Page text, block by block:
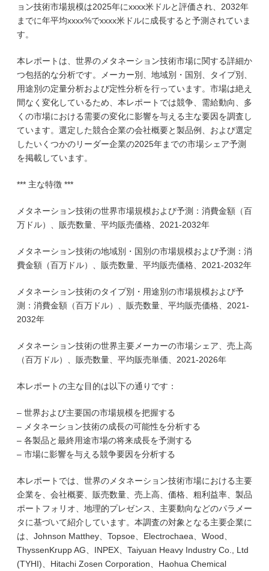
ョン技術市場規模は2025年にxxxx米ドルと評価され、2032年
までに年平均xxxx%でxxxx米ドルに成長すると予測されていま
す。
本レポートは、世界のメタネーション技術市場に関する詳細か
つ包括的な分析です。メーカー別、地域別・国別、タイプ別、
用途別の定量分析および定性分析を行っています。市場は絶え
間なく変化しているため、本レポートでは競争、需給動向、多
くの市場における需要の変化に影響を与える主な要因を調査し
ています。選定した競合企業の会社概要と製品例、および選定
したいくつかのリーダー企業の2025年までの市場シェア予測
を掲載しています。
*** 主な特徴 ***
メタネーション技術の世界市場規模および予測：消費金額（百
万ドル）、販売数量、平均販売価格、2021-2032年
メタネーション技術の地域別・国別の市場規模および予測：消
費金額（百万ドル）、販売数量、平均販売価格、2021-2032年
メタネーション技術のタイプ別・用途別の市場規模および予
測：消費金額（百万ドル）、販売数量、平均販売価格、2021-
2032年
メタネーション技術の世界主要メーカーの市場シェア、売上高
（百万ドル）、販売数量、平均販売単価、2021-2026年
本レポートの主な目的は以下の通りです：
– 世界および主要国の市場規模を把握する
– メタネーション技術の成長の可能性を分析する
– 各製品と最終用途市場の将来成長を予測する
– 市場に影響を与える競争要因を分析する
本レポートでは、世界のメタネーション技術市場における主要
企業を、会社概要、販売数量、売上高、価格、粗利益率、製品
ポートフォリオ、地理的プレゼンス、主要動向などのパラメー
タに基づいて紹介しています。本調査の対象となる主要企業に
は、Johnson Matthey、Topsoe、Electrochaea、Wood、
ThyssenKrupp AG、INPEX、Taiyuan Heavy Industry Co., Ltd
(TYHI)、Hitachi Zosen Corporation、Haohua Chemical